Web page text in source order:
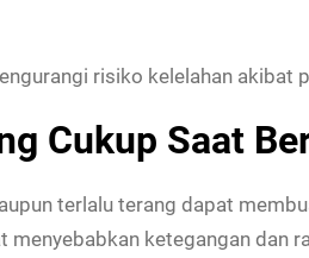
risiko kelelahan akibat
Cukup Saat
terlalu terang dapat
ketegangan dan